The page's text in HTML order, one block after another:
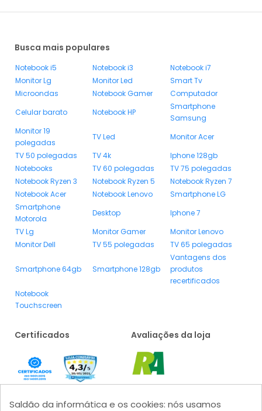
Busca mais populares
Notebook i5 Notebook i3
Notebook i7
Monitor Lg
Monitor Led
Smart Tv
Microondas
Notebook Gamer
Computador
Celular barato
Notebook HP
Smartphone
Samsung
Monitor 19
polegadas
TV Led
Monitor Acer
TV 50 polegadas
TV 4k
Iphone 128gb
Notebooks
TV 60 polegadas
TV 75 polegadas
Notebook Ryzen 3
Notebook Ryzen 5
Notebook Ryzen 7
Notebook Acer
Notebook Lenovo
Smartphone LG
Smartphone
Motorola
Desktop
Iphone 7
TV Lg
Monitor Gamer
Monitor Lenovo
Monitor Dell
TV 55 polegadas TV 65 polegadas
Smartphone 64gb Smartphone 128gb
Vantagens dos
produtos
recertificados
Notebook
Touchscreen
Certificados Avaliações da loja
Saldão da informática e os cookies: nós usamos